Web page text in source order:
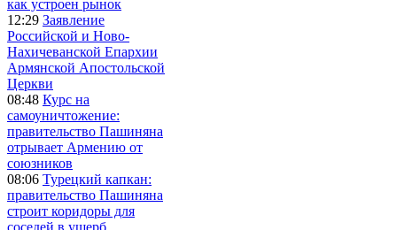
как устроен рынок
12:29 Заявление
Российской и Ново-
Нахичеванской Епархии
Армянской Апостольской
Церкви
08:48 Курс на
самоуничтожение:
правительство Пашиняна
отрывает Армению от
союзников
08:06 Турецкий капкан:
правительство Пашиняна
строит коридоры для
соседей в ущерб